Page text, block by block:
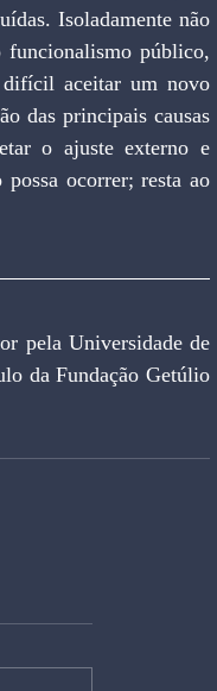
Isoladamente não
funcionalismo público,
difícil aceitar um novo
das principais causas
o ajuste externo e
ocorrer; resta ao
pela Universidade de
da Fundação Getúlio